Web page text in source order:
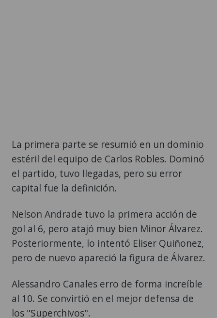
La primera parte se resumió en un dominio
estéril del equipo de Carlos Robles. Dominó
el partido, tuvo llegadas, pero su error
capital fue la definición.
Nelson Andrade tuvo la primera acción de
gol al 6, pero atajó muy bien Minor Álvarez.
Posteriormente, lo intentó Eliser Quiñonez,
pero de nuevo apareció la figura de Álvarez.
Alessandro Canales erro de forma increíble
al 10. Se convirtió en el mejor defensa de
los "Superchivos".